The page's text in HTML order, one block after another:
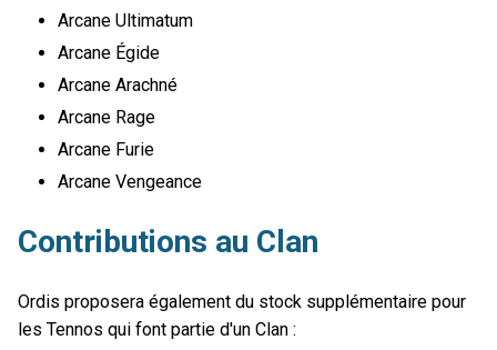
Arcane Ultimatum
Arcane Égide
Arcane Arachné
Arcane Rage
Arcane Furie
Arcane Vengeance
Contributions au Clan
Ordis proposera également du stock supplémentaire pour
les Tennos qui font partie d'un Clan :